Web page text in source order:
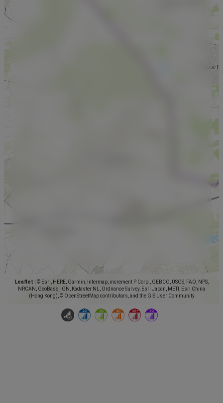
Leaflet
© Esri, HERE, Garmin, Intermap, increment P Corp., GEBCO, USGS, FAO, NPS,
NRCAN, GeoBase, IGN, Kadaster NL, Ordnance Survey, Esri Japan, METI, Esri China
(Hong Kong), © OpenStreetMap contributors, and the GIS User Community